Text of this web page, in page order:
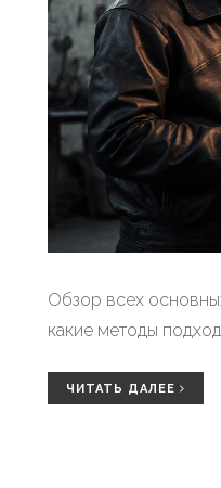
Обзор всех
какие методы
ЧИТАТЬ ДАЛЕЕ